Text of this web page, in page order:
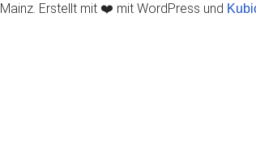
Erstellt mit ❤️ mit WordPress und